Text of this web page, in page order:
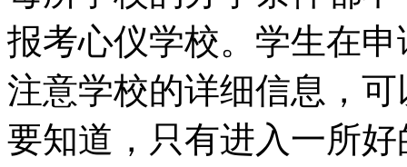
报考心仪学校。学生在
注意学校的详细信息，
要知道，只有进入一所